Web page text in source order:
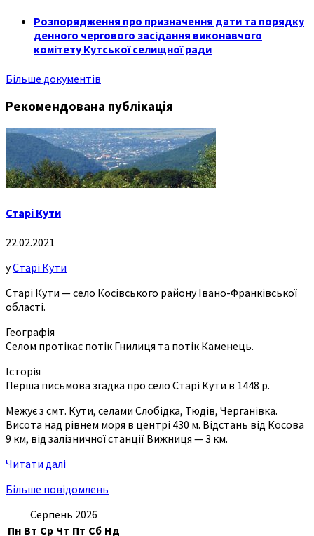
Розпорядження про призначення дати та порядку
денного чергового засідання виконавчого
комітету Кутської селищної ради
Більше документів
Рекомендована публікація
Старі Кути
22.02.2021
уСтарі Кути
Старі Кути — село Косівського району Івано-Франківської
області.
Географія
Селом протікає потік Гнилиця та потік Каменець.
Історія
Перша письмова згадка про село Старі Кути в 1448 р.
Межує з смт. Кути, селами Слобідка, Тюдів, Черганівка.
Висота над рівнем моря в центрі 430 м. Відстань від Косова
9 км, від залізничної станції Вижниця — 3 км.
Читати далі
Більше повідомлень
Серпень 2026
Пн Вт Ср Чт Пт Сб Нд